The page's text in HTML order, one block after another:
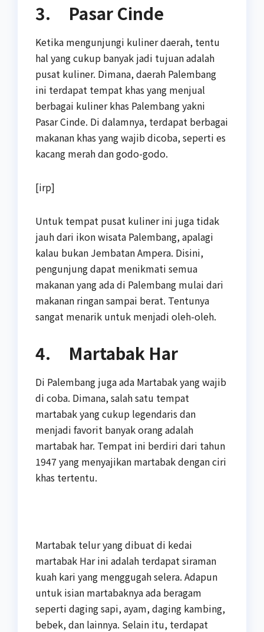
3. Pasar Cinde
Ketika mengunjungi kuliner daerah, tentu
hal yang cukup banyak jadi tujuan adalah
pusat kuliner. Dimana, daerah Palembang
ini terdapat tempat khas yang menjual
berbagai kuliner khas Palembang yakni
Pasar Cinde. Di dalamnya, terdapat berbagai
makanan khas yang wajib dicoba, seperti es
kacang merah dan godo-godo.
[irp]
Untuk tempat pusat kuliner ini juga tidak
jauh dari ikon wisata Palembang, apalagi
kalau bukan Jembatan Ampera. Disini,
pengunjung dapat menikmati semua
makanan yang ada di Palembang mulai dari
makanan ringan sampai berat. Tentunya
sangat menarik untuk menjadi oleh-oleh.
4. Martabak Har
Di Palembang juga ada Martabak yang wajib
di coba. Dimana, salah satu tempat
martabak yang cukup legendaris dan
menjadi favorit banyak orang adalah
martabak har. Tempat ini berdiri dari tahun
1947 yang menyajikan martabak dengan ciri
khas tertentu.
Martabak telur yang dibuat di kedai
martabak Har ini adalah terdapat siraman
kuah kari yang menggugah selera. Adapun
untuk isian martabaknya ada beragam
seperti daging sapi, ayam, daging kambing,
bebek, dan lainnya. Selain itu, terdapat